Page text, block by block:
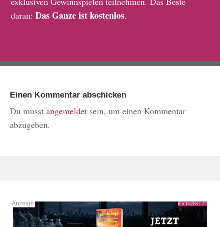
daran:Das Ganze ist kostenlos.
Einen Kommentar abschicken
Du musst angemeldet sein, um einen Kommentar
abzugeben.